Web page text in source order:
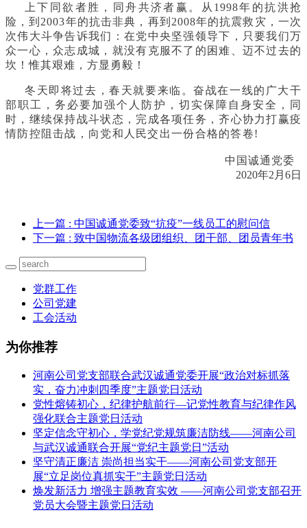
上下同欲者胜，同舟共济者赢。从1998年的抗洪抢
险，到2003年的抗击非典，再到2008年的抗震救灾，一次
次伟大斗争告诉我们：在党中央坚强领导下，只要我们万
众一心，众志成城，就没有克服不了的困难、迈不过去的
坎！惟其艰难，方显勇毅！
冬天即将过去，春天就要来临。奋战在一线的广大干
部职工，务必要加强个人防护，切实保障自身安全，同
时，继续保持战斗状态，完成各项任务，齐心协力打赢疫
情防控阻击战，向党和人民交出一份合格的答卷!
中国诚通党委
2020年2月6日
上一篇 : 中国诚通党委致“抗疫”一线员工的慰问信
下一篇 : 致中国物流各级团组织、团干部、团员青年书
党群工作
公司党建
工会活动
为你推荐
河南公司党支部联合武汉诚通党委开展“政治对标抓落
实，奋力冲刺四季度”主题党日活动
党性熔铸初心，纪律护航前行—记党性教育与纪律作风
强化联合主题党日活动
坚定信念守初心，学党纪党规筑廉洁防线——河南公司
与武汉诚通联合开展“党纪主题党日”活动
坚守清正廉洁 崇尚担当实干——河南公司党支部开
展“立足岗位真抓实干”主题党日活动
焕发新活力 增强主题教育实效 ——河南公司党支部召开
党员大会暨主题党日活动